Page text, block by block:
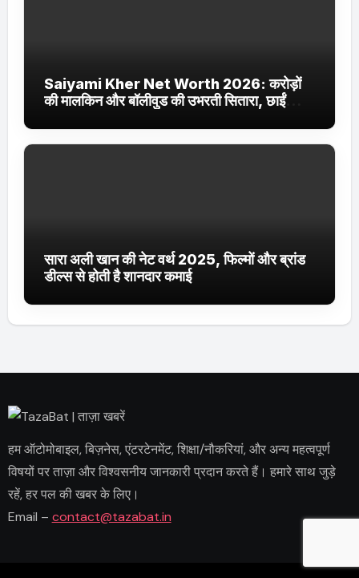
Saiyami Kher Net Worth 2026: करोड़ों
की मालकिन और बॉलीवुड की उभरती सितारा, छाईं
सारा अली खान की नेट वर्थ 2025, फिल्मों और ब्रांड
डील्स से होती है शानदार कमाई
हम ऑटोमोबाइल, बिज़नेस, एंटरटेनमेंट, शिक्षा/नौकरियां, और अन्य महत्वपूर्ण
विषयों पर ताज़ा और विश्वसनीय जानकारी प्रदान करते हैं। हमारे साथ जुड़े
रहें, हर पल की खबर के लिए।
Email – contact@tazabat.in